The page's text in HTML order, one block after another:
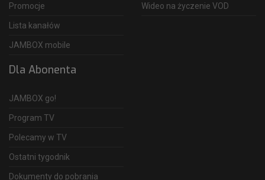
Promocje
Lista kanałów
JAMBOX mobile
Wideo na życzenie VOD
Dla Abonenta
JAMBOX go!
Program TV
Polecamy w TV
Ostatni tygodnik
Dokumenty do pobrania